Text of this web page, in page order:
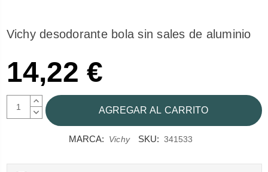
Vichy desodorante bola sin sales de aluminio
14,22 €
AUMENTAR
CANTIDAD:
DISMINUIR
CANTIDAD:
MARCA: Vichy SKU: 341533